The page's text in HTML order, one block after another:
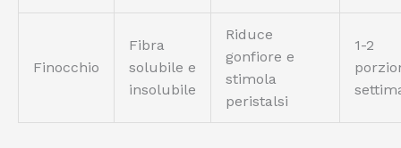
Finocchio
Fibra
solubile e
insolubile
Riduce
gonfiore e
stimola
peristalsi
1-2